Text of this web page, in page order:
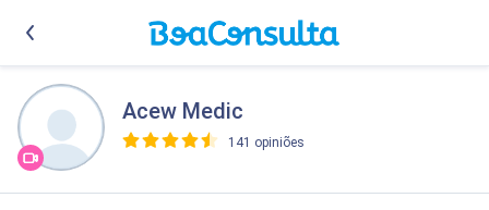
Acew Medic
141 opiniões